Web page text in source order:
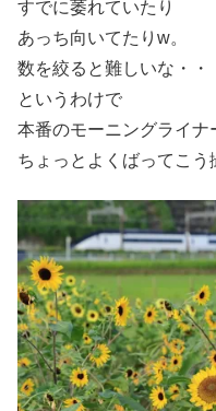
すでに萎れていたり
あっち向いてたりw。
数を絞ると難しいな・・
というわけで
本番のモーニングライナ
ちょっとよくばってこう